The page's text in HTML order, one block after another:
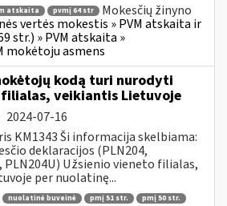
atskaita pvmį 64 str
Mokesčių žinyno
vertės mokestis » PVM atskaita ir
str.) » PVM atskaita »
mokėtoju asmens
kodą turi nurodyti
veikiantis Lietuvoje
2024-07-16
KM1343 Ši informacija skelbiama:
deklaracijos (PLN204,
PLN204U) Užsienio vieneto filialas,
per nuolatinę...
nuolatinė buveinė pmį 51 str.
pmį 50 str.